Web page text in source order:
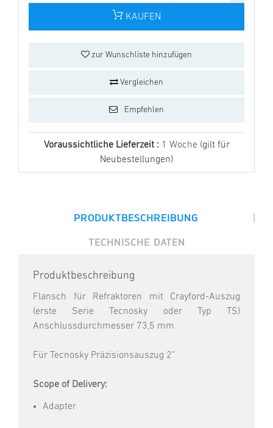
KAUFEN
zur Wunschliste hinzufügen
Vergleichen
Empfehlen
Voraussichtliche Lieferzeit : 1 Woche (gilt für
Neubestellungen)
PRODUKTBESCHREIBUNG |
TECHNISCHE DATEN
Produktbeschreibung
Flansch für Refraktoren mit Crayford-Auszug
(erste Serie Tecnosky oder Typ TS)
Anschlussdurchmesser 73,5 mm
Für Tecnosky Präzisionsauszug 2"
Scope of Delivery:
Adapter